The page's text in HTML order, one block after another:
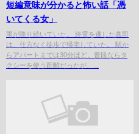
短編意味が分かると怖い話「憑
いてくる女」
雨が降り続いていた。 終電を逃した真司
は、仕方なく徒歩で帰宅していた。 駅か
らアパートまでは30分ほど。普段ならタ
クシーを使う距離だったが、...